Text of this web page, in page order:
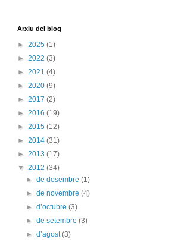
Arxiu del blog
► 2025 (1)
► 2022 (3)
► 2021 (4)
► 2020 (9)
► 2017 (2)
► 2016 (19)
► 2015 (12)
► 2014 (31)
► 2013 (17)
▼ 2012 (34)
►de desembre(1)
►de novembre(4)
►d’octubre(3)
►de setembre(3)
►d’agost(3)